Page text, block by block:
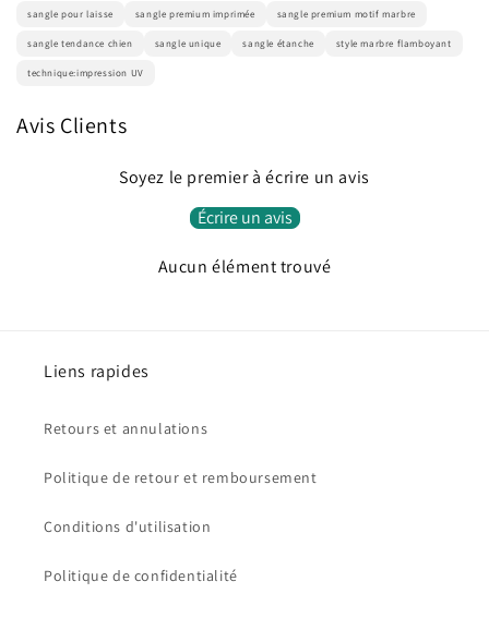
sangle pour laisse sangle premium imprimée sangle premium motif marbre
sangle tendance chien sangle unique sangle étanche style marbre flamboyant
technique:impression UV
Avis Clients
Soyez le premier à écrire un avis
Écrire un avis
Aucun élément trouvé
Liens rapides
Retours et annulations
Politique de retour et remboursement
Conditions d'utilisation
Politique de confidentialité